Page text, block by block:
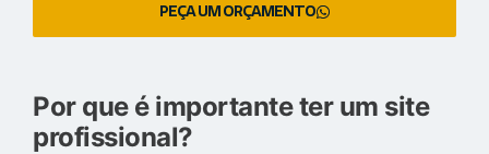
PEÇA UM ORÇAMENTO
Por que é importante ter um site
profissional?